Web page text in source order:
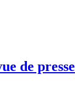
de presse